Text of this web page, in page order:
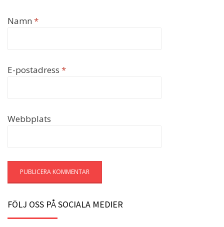
Namn *
E-postadress *
Webbplats
FÖLJ OSS PÅ SOCIALA MEDIER